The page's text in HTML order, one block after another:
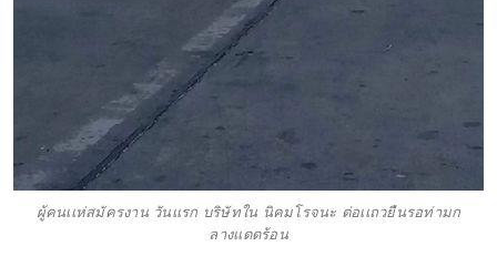
ผู้คนเเห่สมัครงาน วันเเรก บริษัทใน นิคมโรจนะ ต่อเเถวยืนรอท่ามก
ลางเเดดร้อน